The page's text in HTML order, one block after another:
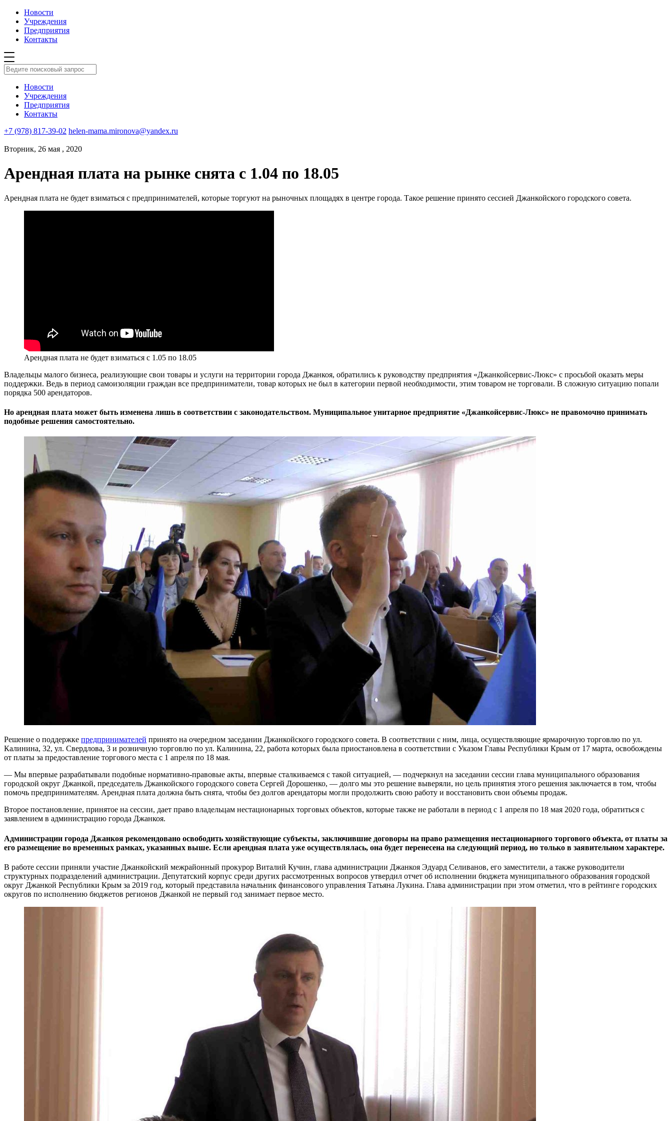
Новости
Учреждения
Предприятия
Контакты
Новости
Учреждения
Предприятия
Контакты
+7 (978) 817-39-02 helen-mama.mironova@yandex.ru
Вторник, 26 мая , 2020
Арендная плата на рынке снята с 1.04 по 18.05
Арендная плата не будет взиматься с предпринимателей, которые торгуют на рыночных площадях в центре города. Такое решение принято сессией Джанкойского городского совета.
Арендная плата не будет взиматься с 1.05 по 18.05
Владельцы малого бизнеса, реализующие свои товары и услуги на территории города Джанкоя, обратились к руководству предприятия «Джанкойсервис-Люкс» с просьбой оказать меры
поддержки. Ведь в период самоизоляции граждан все предприниматели, товар которых не был в категории первой необходимости, этим товаром не торговали. В сложную ситуацию попали
порядка 500 арендаторов.
Но арендная плата может быть изменена лишь в соответствии с законодательством. Муниципальное унитарное предприятие «Джанкойсервис-Люкс» не правомочно принимать
подобные решения самостоятельно.
Решение о поддержке предпринимателей принято на очередном заседании Джанкойского городского совета. В соответствии с ним, лица, осуществляющие ярмарочную торговлю по ул.
Калинина, 32, ул. Свердлова, 3 и розничную торговлю по ул. Калинина, 22, работа которых была приостановлена в соответствии с Указом Главы Республики Крым от 17 марта, освобождены
от платы за предоставление торгового места с 1 апреля по 18 мая.
— Мы впервые разрабатывали подобные нормативно-правовые акты, впервые сталкиваемся с такой ситуацией, — подчеркнул на заседании сессии глава муниципального образования
городской округ Джанкой, председатель Джанкойского городского совета Сергей Дорошенко, — долго мы это решение выверяли, но цель принятия этого решения заключается в том, чтобы
помочь предпринимателям. Арендная плата должна быть снята, чтобы без долгов арендаторы могли продолжить свою работу и восстановить свои объемы продаж.
Второе постановление, принятое на сессии, дает право владельцам нестационарных торговых объектов, которые также не работали в период с 1 апреля по 18 мая 2020 года, обратиться с
заявлением в администрацию города Джанкоя.
Администрации города Джанкоя рекомендовано освободить хозяйствующие субъекты, заключившие договоры на право размещения нестационарного торгового объекта, от платы за
его размещение во временных рамках, указанных выше. Если арендная плата уже осуществлялась, она будет перенесена на следующий период, но только в заявительном характере.
В работе сессии приняли участие Джанкойский межрайонный прокурор Виталий Кучин, глава администрации Джанкоя Эдуард Селиванов, его заместители, а также руководители
структурных подразделений администрации. Депутатский корпус среди других рассмотренных вопросов утвердил отчет об исполнении бюджета муниципального образования городской
округ Джанкой Республики Крым за 2019 год, который представила начальник финансового управления Татьяна Лукина. Глава администрации при этом отметил, что в рейтинге городских
округов по исполнению бюджетов регионов Джанкой не первый год занимает первое место.